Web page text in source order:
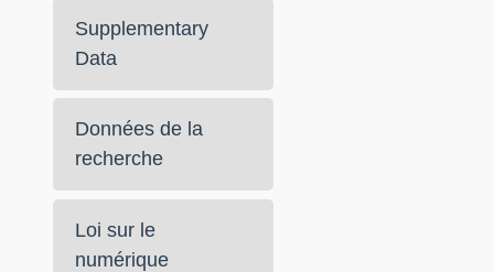
Supplementary
Data
Données de la
recherche
Loi sur le
numérique